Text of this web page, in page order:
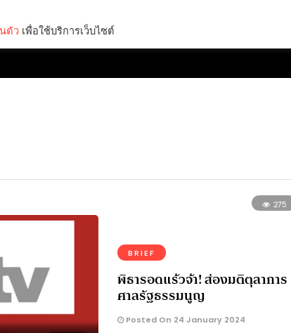
275
BRIEF
พิธารอดแร้วจ้า! ส่องมติตุลาการ
ศาลรัฐธรรมนูญ
Posted On 24 January 2024
ตัว เพื่อใช้บริการเว็บไซต์